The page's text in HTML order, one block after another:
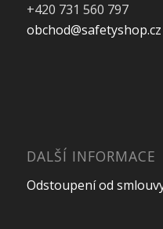
+420 731 560 797
obchod@safetyshop.cz
DALŠÍ INFORMACE
Odstoupení od